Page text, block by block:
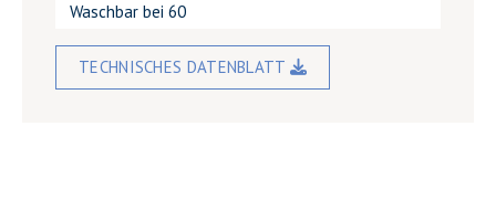
Waschbar bei 60
TECHNISCHES DATENBLATT